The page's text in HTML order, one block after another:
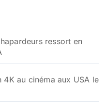
ressort en
au cinéma aux USA le